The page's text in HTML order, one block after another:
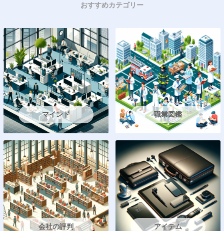
おすすめカテゴリー
マインド 職業図鑑
会社の評判 アイテム